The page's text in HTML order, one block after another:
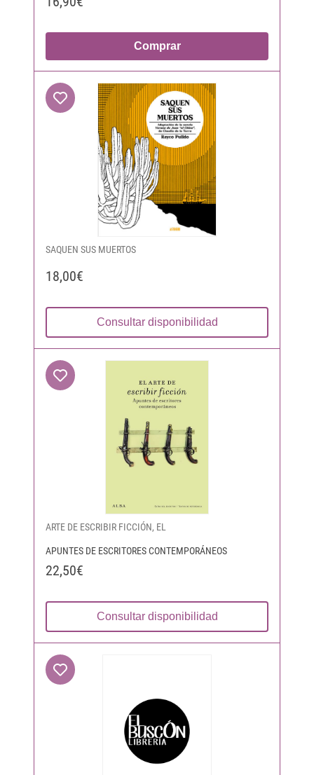
Comprar
SAQUEN SUS MUERTOS
18,00€
Consultar disponibilidad
ARTE DE ESCRIBIR FICCIÓN, EL
APUNTES DE ESCRITORES CONTEMPORÁNEOS
22,50€
Consultar disponibilidad